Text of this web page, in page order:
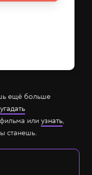
ещё больше
угадать
или узнать,
станешь.